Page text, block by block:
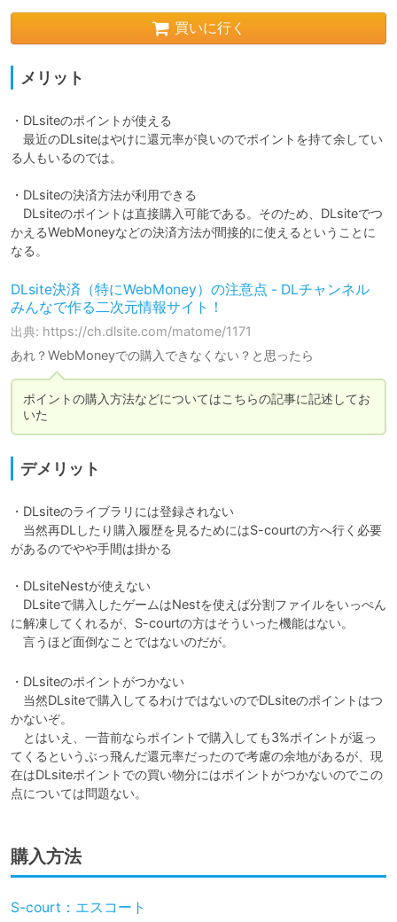
買いに行く
メリット
・DLsiteのポイントが使える
最近のDLsiteはやけに還元率が良いのでポイントを持て余してい
る人もいるのでは。
・DLsiteの決済方法が利用できる
DLsiteのポイントは直接購入可能である。そのため、DLsiteでつ
かえるWebMoneyなどの決済方法が間接的に使えるということに
なる。
DLsite決済（特にWebMoney）の注意点 - DLチャンネル
みんなで作る二次元情報サイト！
出典: https://ch.dlsite.com/matome/1171
あれ？WebMoneyでの購入できなくない？と思ったら
ポイントの購入方法などについてはこちらの記事に記述してお
いた
デメリット
・DLsiteのライブラリには登録されない
当然再DLしたり購入履歴を見るためにはS-courtの方へ行く必要
があるのでやや手間は掛かる
・DLsiteNestが使えない
DLsiteで購入したゲームはNestを使えば分割ファイルをいっぺん
に解凍してくれるが、S-courtの方はそういった機能はない。
言うほど面倒なことではないのだが。
・DLsiteのポイントがつかない
当然DLsiteで購入してるわけではないのでDLsiteのポイントはつ
かないぞ。
とはいえ、一昔前ならポイントで購入しても3%ポイントが返っ
てくるというぶっ飛んだ還元率だったので考慮の余地があるが、現
在はDLsiteポイントでの買い物分にはポイントがつかないのでこの
点については問題ない。
購入方法
S-court：エスコート